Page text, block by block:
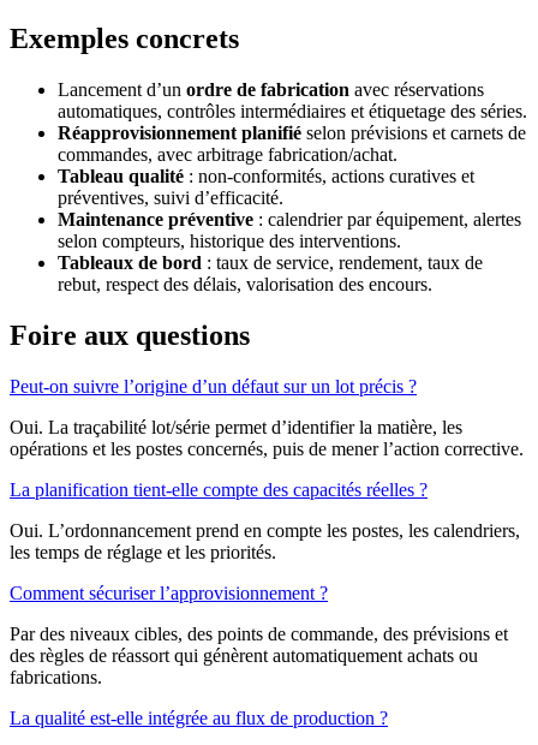
Exemples concrets
Lancement d’un ordre de fabrication avec réservations
automatiques, contrôles intermédiaires et étiquetage des séries.
Réapprovisionnement planifié selon prévisions et carnets de
commandes, avec arbitrage fabrication/achat.
Tableau qualité : non-conformités, actions curatives et
préventives, suivi d’efficacité.
Maintenance préventive : calendrier par équipement, alertes
selon compteurs, historique des interventions.
Tableaux de bord : taux de service, rendement, taux de
rebut, respect des délais, valorisation des encours.
Foire aux questions
Peut-on suivre l’origine d’un défaut sur un lot précis ?
Oui. La traçabilité lot/série permet d’identifier la matière, les
opérations et les postes concernés, puis de mener l’action corrective.
La planification tient-elle compte des capacités réelles ?
Oui. L’ordonnancement prend en compte les postes, les calendriers,
les temps de réglage et les priorités.
Comment sécuriser l’approvisionnement ?
Par des niveaux cibles, des points de commande, des prévisions et
des règles de réassort qui génèrent automatiquement achats ou
fabrications.
La qualité est-elle intégrée au flux de production ?